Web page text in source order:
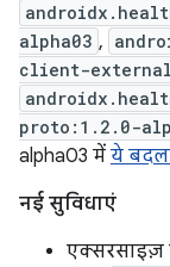
alpha03 ,
client-
proto:1.2.0-
alpha03 में ये
नई सुविधाएं
एक्सरसाइज़